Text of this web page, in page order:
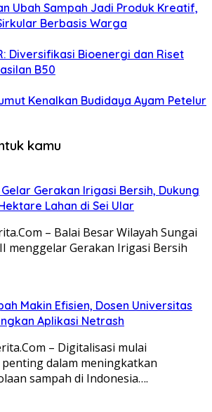
Ubah Sampah Jadi Produk Kreatif,
Berbasis Warga
Diversifikasi Bioenergi dan Riset
B50
Kenalkan Budidaya Ayam Petelur
kamu
Gelar Gerakan Irigasi Bersih, Dukung
Lahan di Sei Ular
– Balai Besar Wilayah Sungai
menggelar Gerakan Irigasi Bersih
Makin Efisien, Dosen Universitas
Aplikasi Netrash
– Digitalisasi mulai
dalam meningkatkan
sampah di Indonesia….